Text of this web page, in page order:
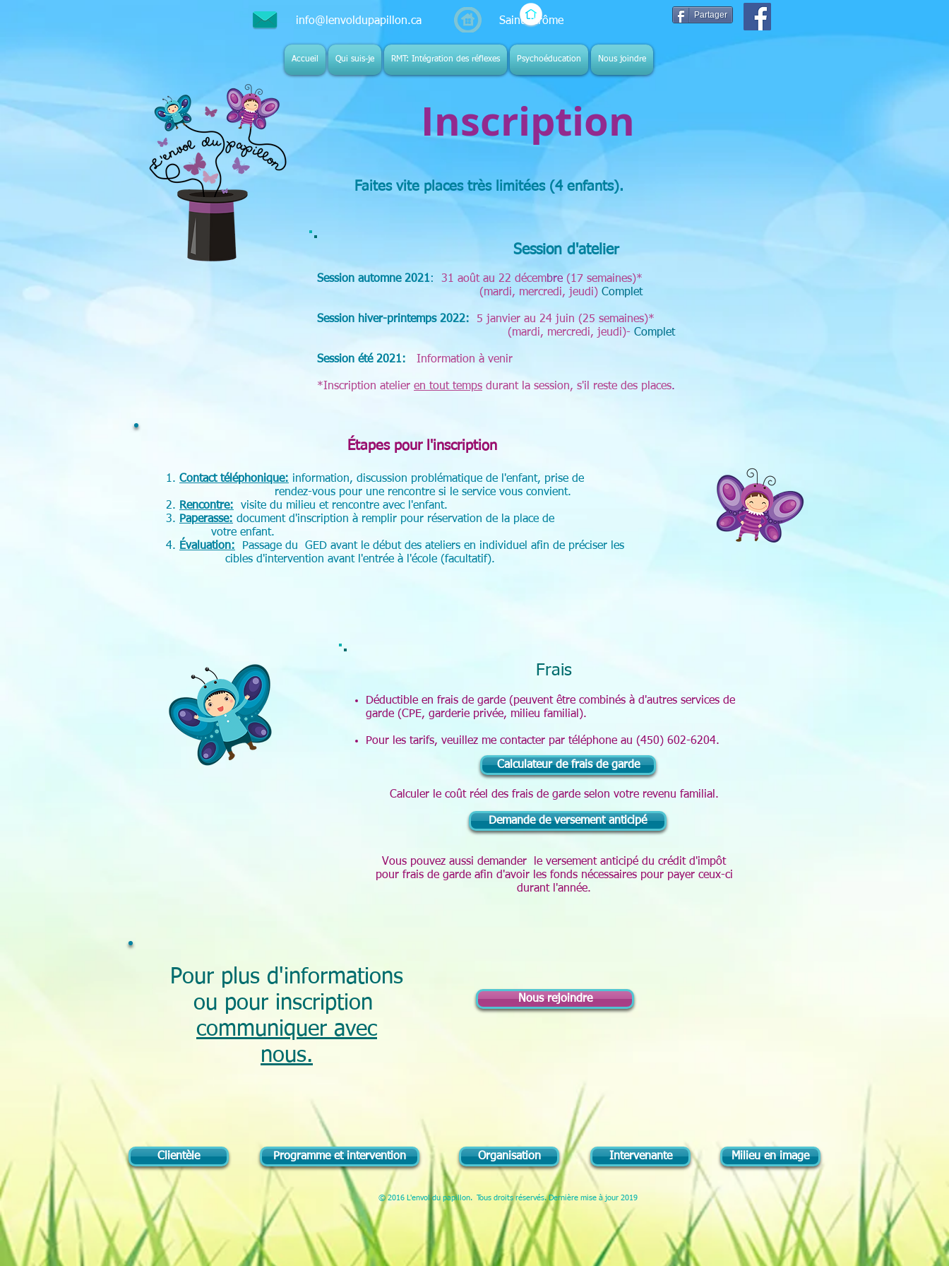
Accueil Qui suis-je RMT: Intégration des réflexes Psychoéducation Nous joindre
Inscription
Faites vite places très limitées (4 enfants).
Session d'atelier
Session automne 2021: 31 août au 22 décembre (17 semaines)*
(mardi, mercredi, jeudi) Complet
Session hiver-printemps 2022:
5 janvier au 24 juin (25 semaines)*
(mardi, mercredi, jeudi)- Complet
Session été 2021: Information à venir
*Inscription atelier en tout temps durant la session, s'il reste des places.
Étapes pour l'inscription
Contact téléphonique: information, discussion problématique de l'enfant, prise de
rendez-vous pour une rencontre si le service vous convient.
Rencontre: visite du milieu et rencontre avec l'enfant.
Paperasse: document d'inscription à remplir pour réservation de la place de
votre enfant.
Évaluation: Passage du GED avant le début des ateliers en individuel afin de préciser les
cibles d'intervention avant l'entrée à l'école (facultatif).
Frais
Déductible en frais de garde (peuvent être combinés à d'autres services de
garde (CPE, garderie privée, milieu familial).
Pour les tarifs, veuillez me contacter par téléphone au (450) 602-6204.
Calculer le coût réel des frais de garde selon votre revenu familial.
Vous pouvez aussi demander le versement anticipé du crédit d'impôt
pour frais de garde afin d'avoir les fonds nécessaires pour payer ceux-ci
durant l'année.
Calculateur de frais de garde
Demande de versement anticipé
Pour plus d'informations
ou pour inscription
communiquer avec
nous.
Nous rejoindre
Clientèle Programme et intervention Organisation Intervenante Milieu en image
info@lenvoldupapillon.ca Saint-Jérôme
Partager
© 2016 L'envol du papillon. Tous droits réservés. Dernière mise à jour 2019